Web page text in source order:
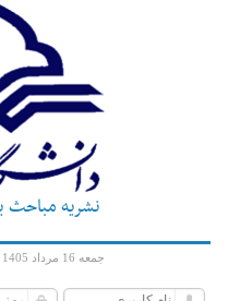
نشریه مباحث
جمعه 16 مرداد 1405 |